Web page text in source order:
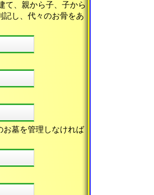
て、親から子、子から
し、代々のお骨をあ
お墓を管理しなければ